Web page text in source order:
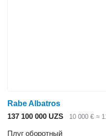
Rabe Albatros
137 100 000 UZS
10 000 € ≈
Плуг оборотный